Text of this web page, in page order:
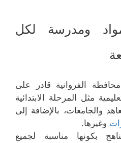
ومدرسة لكل
الفروانية قادر على
مثل المرحلة الابتدائية
والجامعات، بالإضافة إلى
وغيرها.
بكونها مناسبة لجميع